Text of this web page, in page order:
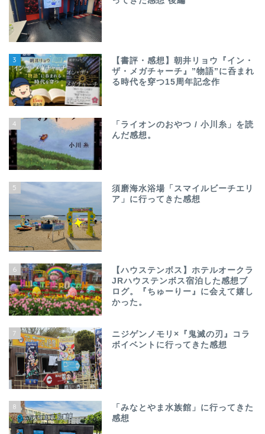
3
【書評・感想】朝井リョウ『イン・
ザ・メガチャーチ』”物語”に呑まれ
る時代を穿つ15周年記念作
4
「ライオンのおやつ / 小川糸」を読
んだ感想。
5
須磨海水浴場「スマイルビーチエリ
ア」に行ってきた感想
6
【ハウステンボス】ホテルオークラ
JRハウステンボス宿泊した感想ブ
ログ。『ちゅーりー』に会えて嬉し
かった。
7
ニジゲンノモリ×『鬼滅の刃』コラ
ボイベントに行ってきた感想
8
「みなとやま水族館」に行ってきた
感想